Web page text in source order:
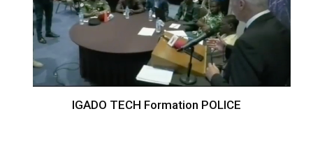
IGADO TECH Formation POLICE